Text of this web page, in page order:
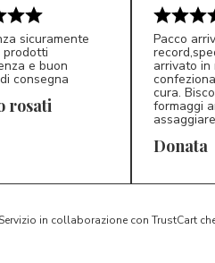
sicuramente
prodotti
e buon
consegna
rosati
D*
Pacco
arrivato in
cura.
formaggi
Donata
Servizio in collaborazione con TrustCart